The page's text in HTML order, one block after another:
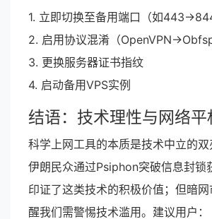
1. 立即切换至备用端口（如
2. 启用协议混淆（
3. 更换服务器证书指纹
4. 启动备用VPS实例
结语：技术理性与网络平
科学上网工具的本质是技术中立的
伊朗民众通过Psiphon突破信息封锁
印证了这类技术的积极价值；但暗
醒我们需警惕技术滥用。建议用户：